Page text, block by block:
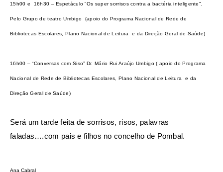
15h00 e 16h30 – Espetáculo “Os super sorrisos contra a bactéria inteligente”.
Pelo Grupo de teatro Umbigo (apoio do Programa Nacional de Rede de
Bibliotecas Escolares, Plano Nacional de Leitura e da Direção Geral de Saúde)
16h00 – “Conversas com Siso” Dr. Mário Rui Araújo Umbigo ( apoio do Programa
Nacional de Rede de Bibliotecas Escolares, Plano Nacional de Leitura e da
Direção Geral de Saúde)
Será um tarde feita de sorrisos, risos, palavras
faladas….com pais e filhos no concelho de Pombal.
Ana Cabral